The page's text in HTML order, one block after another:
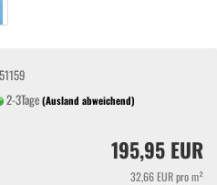
2-3Tage(Ausland abweichend)
195,95 EUR
32,66 EUR pro m²